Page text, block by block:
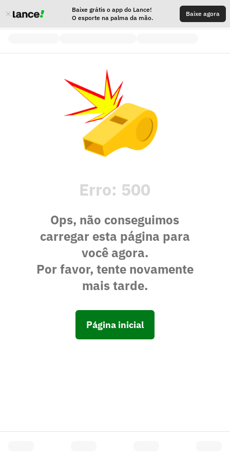
Baixe grátis o app do Lance!
O esporte na palma da mão.
Baixe agora
Erro: 500
Ops, não conseguimos
carregar esta página para
você agora.
Por favor, tente novamente
mais tarde.
Página inicial